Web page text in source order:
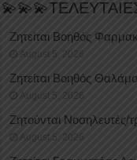
Ζητείται Βοηθός
August 5, 2026
Ζητείται Βοηθός
August 5, 2026
Ζητούνται Νοσηλευτές/
August 5, 2026